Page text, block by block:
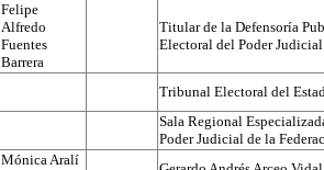
Felipe
Alfredo
Fuentes
Barrera
Titular de la Defensoría
Electoral del Poder
Tribunal Electoral del
Sala Regional
Poder Judicial de la
Mónica Aralí